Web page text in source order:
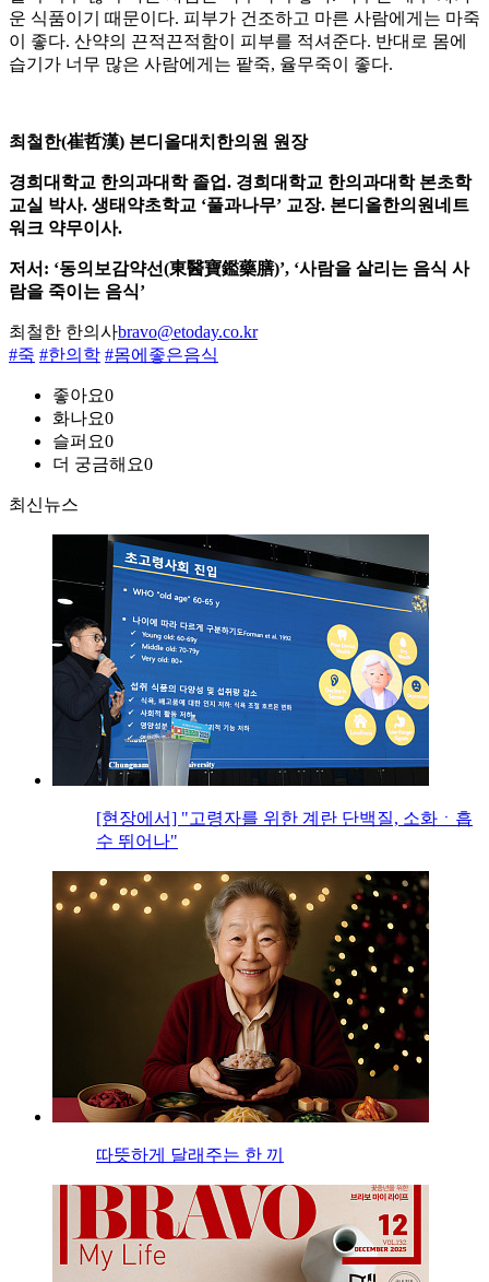
운 식품이기 때문이다. 피부가 건조하고 마른 사람에게는 마죽
이 좋다. 산약의 끈적끈적함이 피부를 적셔준다. 반대로 몸에
습기가 너무 많은 사람에게는 팥죽, 율무죽이 좋다.
최철한(崔哲漢) 본디올대치한의원 원장
경희대학교 한의과대학 졸업. 경희대학교 한의과대학 본초학
교실 박사. 생태약초학교 ‘풀과나무’ 교장. 본디올한의원네트
워크 약무이사.
저서: ‘동의보감약선(東醫寶鑑藥膳)’, ‘사람을 살리는 음식 사
람을 죽이는 음식’
최철한 한의사bravo@etoday.co.kr
#죽 #한의학 #몸에좋은음식
좋아요0
화나요0
슬퍼요0
더 궁금해요0
최신뉴스
[현장에서] "고령자를 위한 계란 단백질, 소화ㆍ흡
수 뛰어나"
따뜻하게 달래주는 한 끼